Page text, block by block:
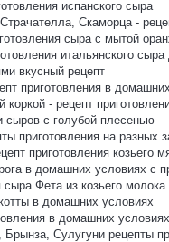
испанского сыра
Скаморца -
сыра с мытой
итальянского сыра
вкусный рецепт
приготовления в
- рецепт
сыров с голубой плесенью
приготовления на разных
приготовления козьего
в домашних условиях с
сыра Фета из козьего
в домашних условиях
в домашних условиях
Брынза, Сулугуни рецепты